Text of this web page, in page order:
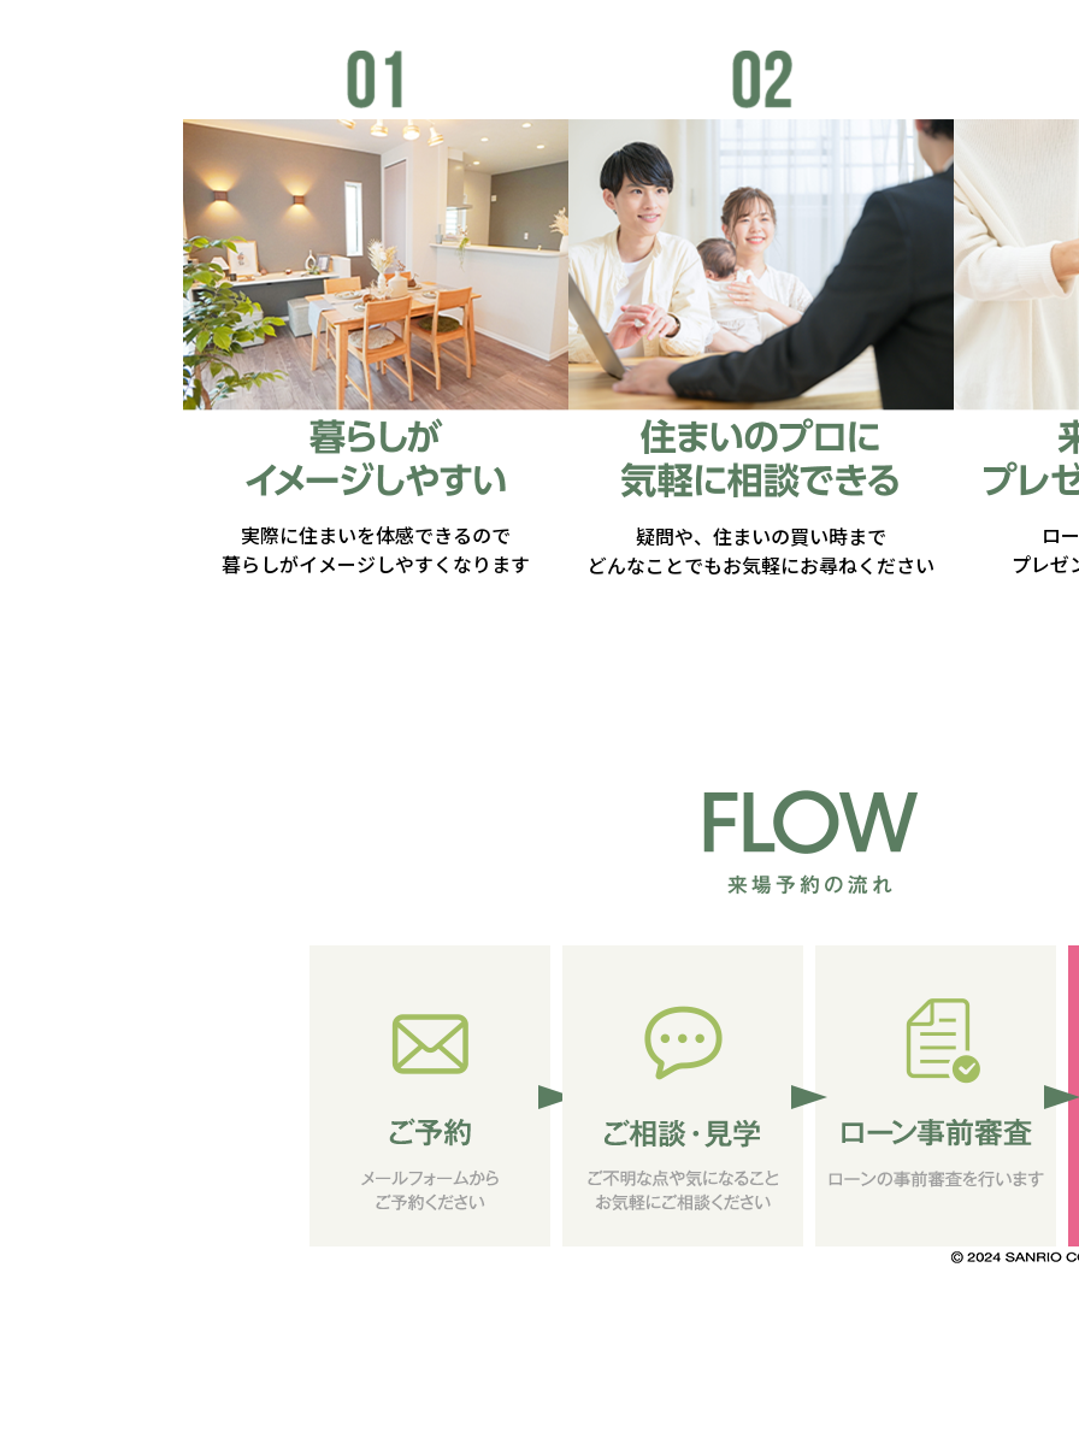
実際に住まいを体感できるので
暮らしがイメージしやすくなります
疑問や、住まいの買い時まで
どんなことでもお気軽にお尋ねください
ロ
プレゼ